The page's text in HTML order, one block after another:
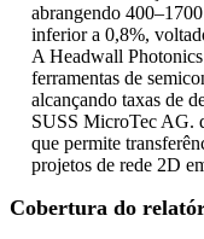
abrangendo
inferior a 0,8%,
A Headwall
ferramentas de
alcançando taxas de
SUSS MicroTec AG.
que permite
projetos de rede 2D
Cobertura do